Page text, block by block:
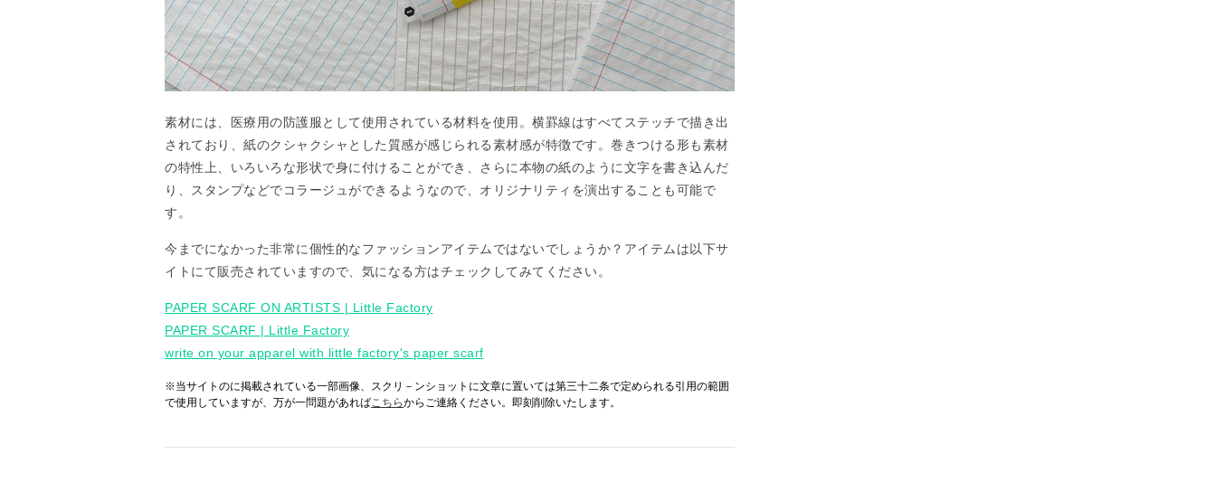
素材には、医療用の防護服として使用されている材料を使用。横罫線はすべてステッチで描き出
されており、紙のクシャクシャとした質感が感じられる素材感が特徴です。巻きつける形も素材
の特性上、いろいろな形状で身に付けることができ、さらに本物の紙のように文字を書き込んだ
り、スタンプなどでコラージュができるようなので、オリジナリティを演出することも可能で
す。
今までになかった非常に個性的なファッションアイテムではないでしょうか？アイテムは以下サ
イトにて販売されていますので、気になる方はチェックしてみてください。
PAPER SCARF ON ARTISTS | Little Factory
PAPER SCARF | Little Factory
write on your apparel with little factory's paper scarf
※当サイトのに掲載されている一部画像、スクリ－ンショットに文章に置いては第三十二条で定められる引用の範囲
で使用していますが、万が一問題があればこちらからご連絡ください。即刻削除いたします。